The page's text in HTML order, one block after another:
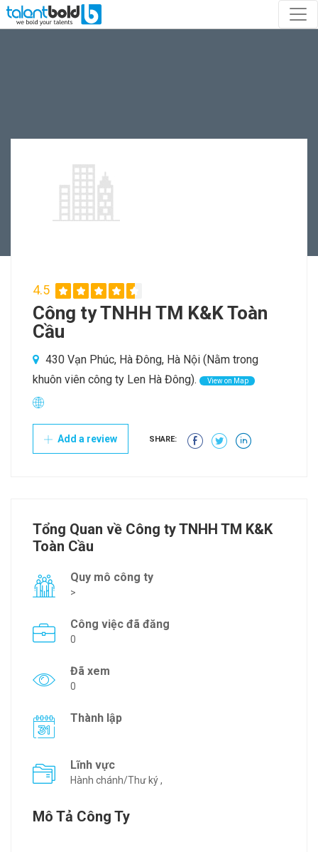
4.5
Công ty TNHH TM K&K Toàn
Cầu
430 Vạn Phúc, Hà Đông, Hà Nội (Nằm trong
khuôn viên công ty Len Hà Đông).
View on Map
Add a review SHARE:
Tổng Quan về Công ty TNHH TM K&K
Toàn Cầu
Quy mô công ty
>
Công việc đã đăng
0
Đã xem
0
Thành lập
Lĩnh vực
Hành chánh/Thư ký ,
Mô Tả Công Ty